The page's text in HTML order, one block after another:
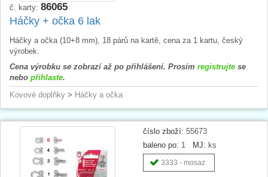
č. karty: 86065
Háčky + očka 6 lak
Háčky a očka (10+8 mm), 18 párů na kartě, cena za 1 kartu, český
výrobek.
Cena výrobku se zobrazí až po přihlášení. Prosím registrujte se
nebo přihlaste.
Kovové doplňky > Háčky a očka
číslo zboží: 55673
baleno po: 1 MJ: ks
3333 - mosaz